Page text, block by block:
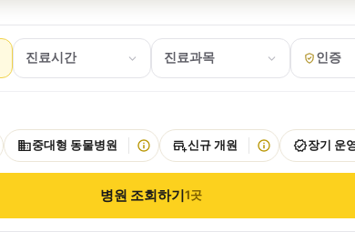
곡동진료시간 진료과목 인증
중대형 동물병원 신규 개원 장기 운
병원 조회하기1곳